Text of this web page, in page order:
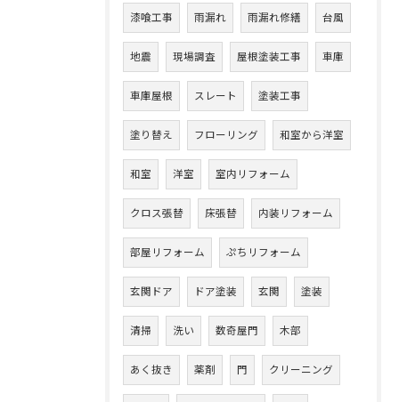
漆喰工事 雨漏れ 雨漏れ修繕 台風
地震 現場調査 屋根塗装工事 車庫
車庫屋根 スレート 塗装工事
塗り替え フローリング 和室から洋室
和室 洋室 室内リフォーム
クロス張替 床張替 内装リフォーム
部屋リフォーム ぷちリフォーム
玄関ドア ドア塗装 玄関 塗装
清掃 洗い 数奇屋門 木部
あく抜き 薬剤 門 クリーニング